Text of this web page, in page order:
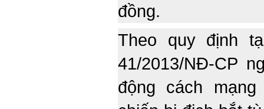
đồng.
Theo quy định
41/2013/NĐ-CP
động cách